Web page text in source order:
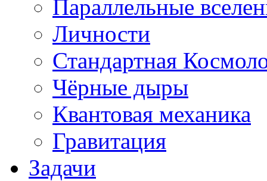
Параллельные
Личности
Стандартная
Чёрные дыры
Квантовая механика
Гравитация
Задачи